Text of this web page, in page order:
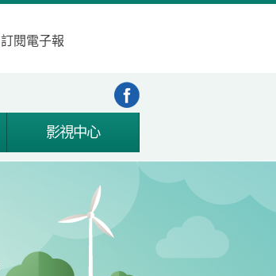
訂閱電子報
影視中心